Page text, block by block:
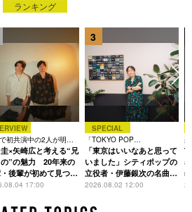
ルを回るアジアツアーを開催予定。
ランキング
初共演中の2人が明か
の自分をつくる恩人の
×矢崎広と考える“兄
”の魅力 20年来の
後輩が初めて見つけ
の共通点とは
17:00
3
SPECIAL
「TOKYO POP
CHRONICLE」特集
「東京はいいなあと思って
いました」シティポップの
立役者・伊藤銀次の名曲回
想録
2026.08.02 12:00